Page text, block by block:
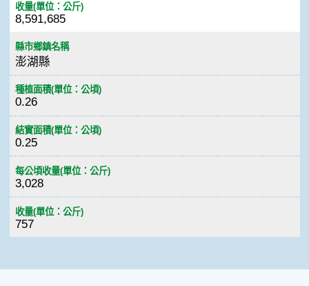
收量(單位：公斤)
8,591,685
縣市鄉鎮名稱
澎湖縣
種植面積(單位：公頃)
0.26
結實面積(單位：公頃)
0.25
每公頃收量(單位：公斤)
3,028
收量(單位：公斤)
757